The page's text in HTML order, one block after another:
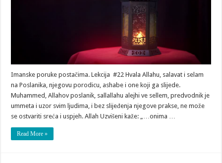
Imanske poruke postačima. Lekcija #22 Hvala Allahu, salavat i selam
na Poslanika, njegovu porodicu, ashabe i one koji ga slijede.
Muhammed, Allahov poslanik, sallallahu alejhi ve sellem, predvodnik je
ummeta i uzor svim ljudima, i bez slijeđenja njegove prakse, ne može
se ostvariti sreća i uspjeh. Allah Uzvišeni kaže: „…onima …
Read More »